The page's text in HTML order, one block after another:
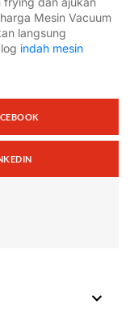
Mesin Vacuum
langsung
indah mesin